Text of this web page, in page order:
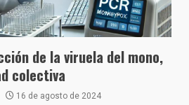
de la viruela del mono,
colectiva
16 de agosto de 2024